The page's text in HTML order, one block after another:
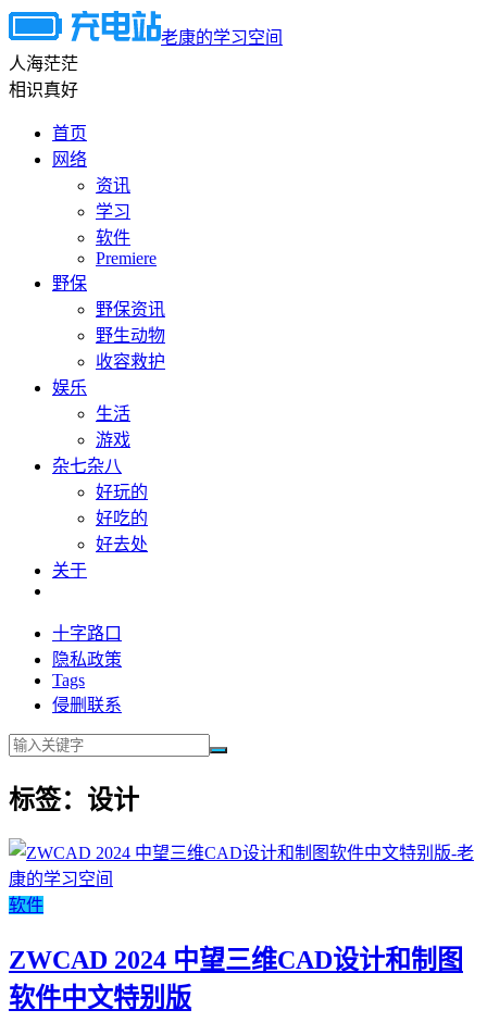
老康的学习空间
人海茫茫
相识真好
首页
网络
资讯
学习
软件
Premiere
野保
野保资讯
野生动物
收容救护
娱乐
生活
游戏
杂七杂八
好玩的
好吃的
好去处
关于
十字路口
隐私政策
Tags
侵删联系
标签：设计
软件
ZWCAD 2024 中望三维CAD设计和制图
软件中文特别版